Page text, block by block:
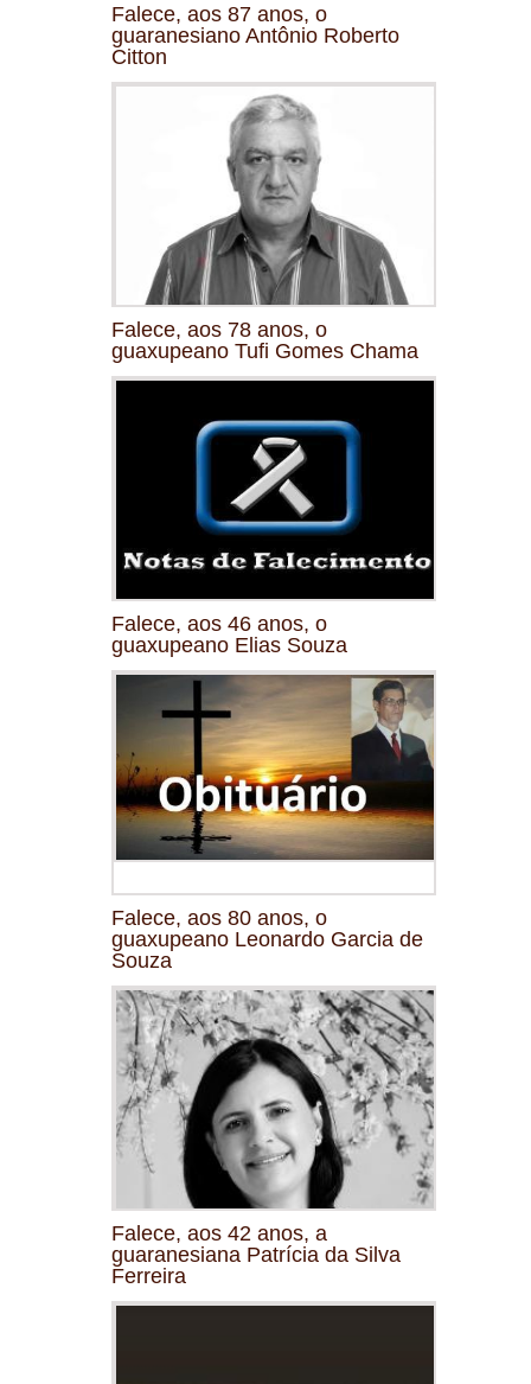
Falece, aos 87 anos, o
guaranesiano Antônio Roberto
Citton
Falece, aos 78 anos, o
guaxupeano Tufi Gomes Chama
Falece, aos 46 anos, o
guaxupeano Elias Souza
Falece, aos 80 anos, o
guaxupeano Leonardo Garcia de
Souza
Falece, aos 42 anos, a
guaranesiana Patrícia da Silva
Ferreira